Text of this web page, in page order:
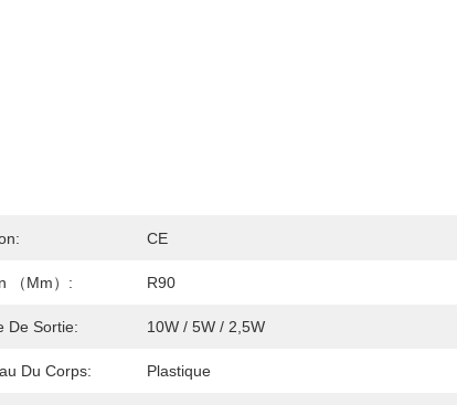
CE
（mm）: R90
De Sortie: 10W / 5W / 2,5W
Du Corps: Plastique